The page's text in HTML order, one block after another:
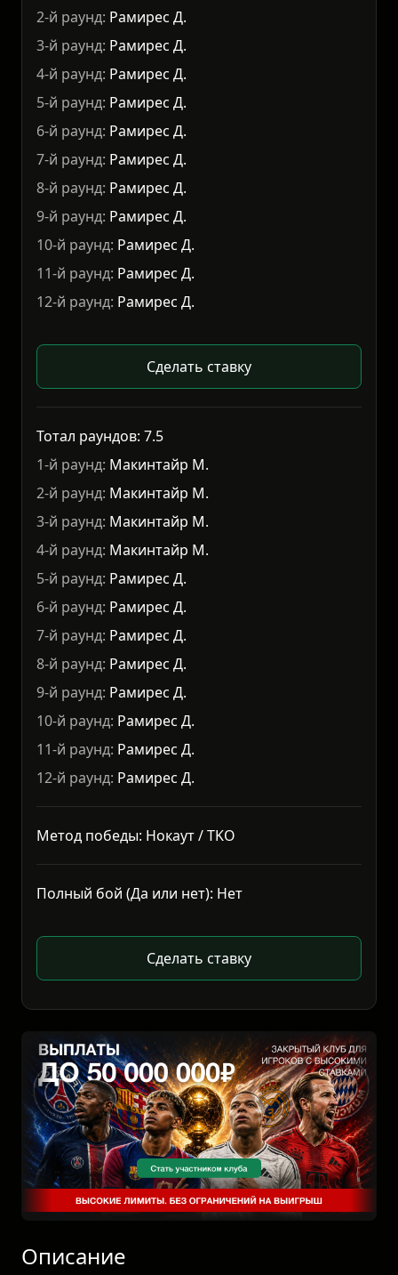
2-й раунд: Рамирес Д.
3-й раунд: Рамирес Д.
4-й раунд: Рамирес Д.
5-й раунд: Рамирес Д.
6-й раунд: Рамирес Д.
7-й раунд: Рамирес Д.
8-й раунд: Рамирес Д.
9-й раунд: Рамирес Д.
10-й раунд: Рамирес Д.
11-й раунд: Рамирес Д.
12-й раунд: Рамирес Д.
Сделать ставку
Тотал раундов: 7.5
1-й раунд: Макинтайр М.
2-й раунд: Макинтайр М.
3-й раунд: Макинтайр М.
4-й раунд: Макинтайр М.
5-й раунд: Рамирес Д.
6-й раунд: Рамирес Д.
7-й раунд: Рамирес Д.
8-й раунд: Рамирес Д.
9-й раунд: Рамирес Д.
10-й раунд: Рамирес Д.
11-й раунд: Рамирес Д.
12-й раунд: Рамирес Д.
Метод победы: Нокаут / TKO
Полный бой (Да или нет): Нет
Сделать ставку
Описание